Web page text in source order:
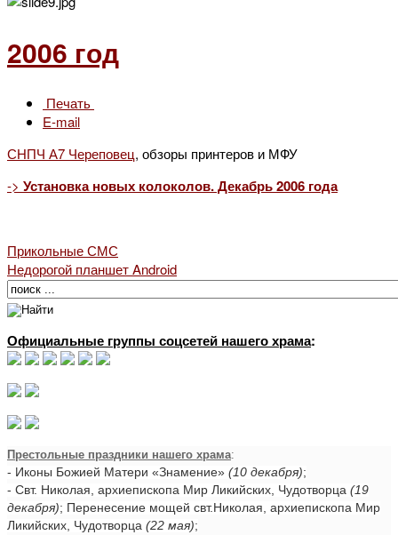
2006 год
Печать
E-mail
СНПЧ А7 Череповец, обзоры принтеров и МФУ
-> Установка новых колоколов. Декабрь 2006 года
Прикольные СМС
Недорогой планшет Android
Официальные группы соцсетей нашего храма:
Престольные праздники нашего храма:
- Иконы Божией Матери «Знамение» (10 декабря);
- Свт. Николая, архиепископа Мир Ликийских, Чудотворца (19
декабря); Перенесение мощей свт.Николая, архиепископа Мир
Ликийских, Чудотворца (22 мая);